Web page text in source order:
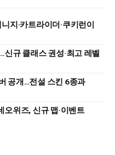
지·카트라이더·쿠키런이
규 클래스 권성·최고 레벨
공개…전설 스킨 6종과
위즈, 신규 맵·이벤트